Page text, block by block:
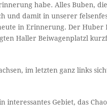
habe. Alles Buben,
und damit in unserer
in Erinnerung. Der Huber
Haller Beiwagenplatzl
im letzten ganz links
interessantes Gebiet, das